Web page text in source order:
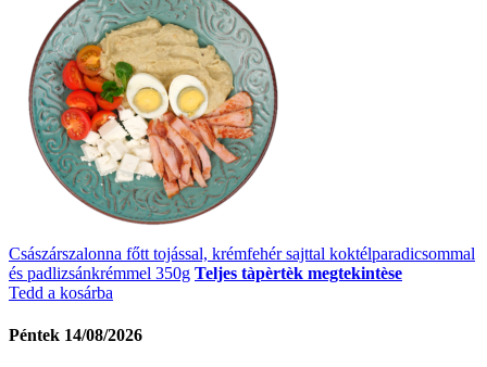
Császárszalonna főtt tojással, krémfehér sajttal koktélparadicsommal
és padlizsánkrémmel 350g Teljes tàpèrtèk megtekintèse
Tedd a kosárba
Péntek 14/08/2026